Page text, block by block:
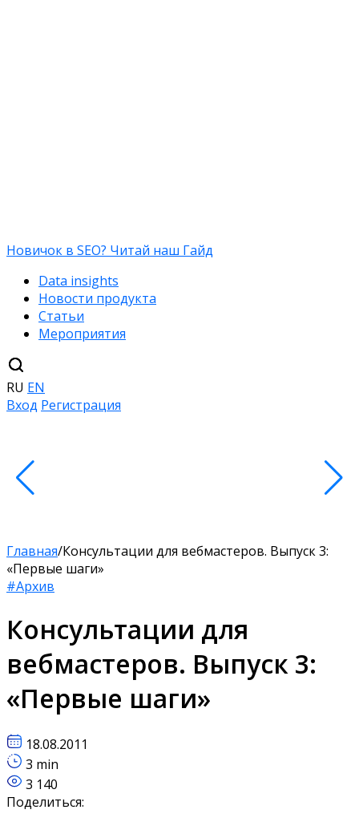
Новичок в SEO? Читай наш Гайд
Data insights
Новости продукта
Статьи
Мероприятия
RU EN
Вход Регистрация
Главная/Консультации для вебмастеров. Выпуск 3:
«Первые шаги»
#Архив
Консультации для
вебмастеров. Выпуск 3:
«Первые шаги»
18.08.2011
3 min
3 140
Поделиться: